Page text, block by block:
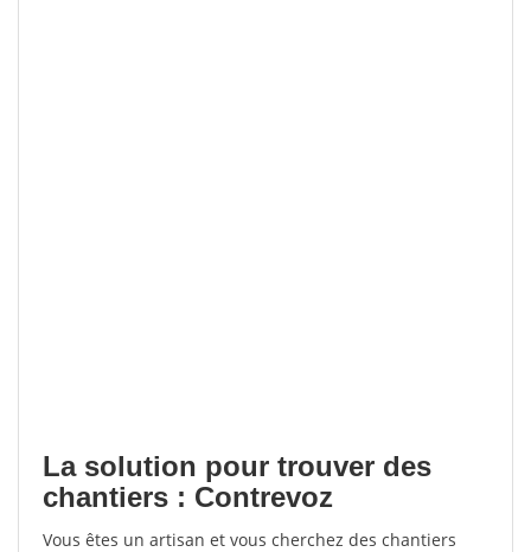
La solution pour trouver des
chantiers : Contrevoz
Vous êtes un artisan et vous cherchez des chantiers